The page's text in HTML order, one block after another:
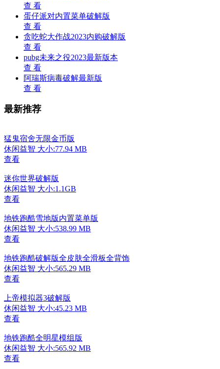
查 看
蛋仔派对内置菜单破解版
查 看
贪吃蛇大作战2023内购破解版
查 看
pubg未来之役2023最新版本
查 看
阿瑞斯病毒破解最新版
查 看
最新推荐
猛鬼宿舍无限金币版
休闲益智 大小:77.94 MB
查看
迷你世界破解版
休闲益智 大小:1.1GB
查看
地铁跑酷雪地版内置菜单版
休闲益智 大小:538.99 MB
查看
地铁跑酷破解版全皮肤全滑板全背饰
休闲益智 大小:565.29 MB
查看
上帝模拟器3破解版
休闲益智 大小:45.23 MB
查看
地铁跑酷全明星模组版
休闲益智 大小:565.92 MB
查看